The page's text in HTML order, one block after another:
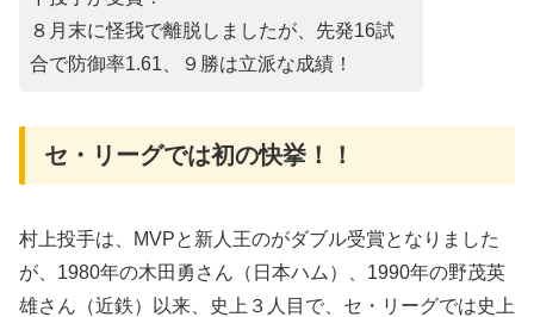
８月末に怪我で離脱しましたが、先発16試
合で防御率1.61、９勝は立派な成績！
セ・リーグでは初の快挙！！
村上投手は、MVPと新人王のがダブル受賞となりました
が、1980年の木田勇さん（日本ハム）、1990年の野茂英
雄さん（近鉄）以来、史上３人目で、セ・リーグでは史上